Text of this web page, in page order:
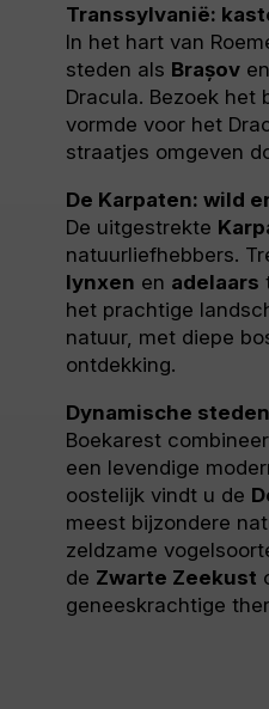
Transsylvanië:
In het hart van
steden als Brașov en
Dracula. Bezoek het
vormde voor het
straatjes omgeven
De Karpaten: wild
De uitgestrekte
natuurliefhebbers.
lynxen en adelaars
het prachtige
natuur, met diepe
ontdekking.
Dynamische
Boekarest
een levendige
oostelijk vindt u de
meest bijzondere
zeldzame
de Zwarte Zeekust
geneeskrachtige